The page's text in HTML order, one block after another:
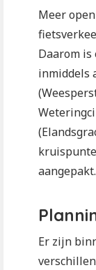
Meer
Daarom
inmiddels
aangepakt.
Er zijn